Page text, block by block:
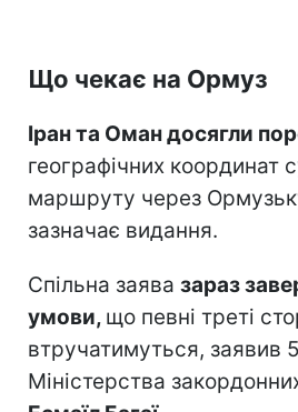
Що чекає на Ормуз
Іран та Оман досягли
географічних координат
маршруту через
зазначає видання.
Спільна заява зараз
умови, що певні треті
втручатимуться, заявив
Міністерства